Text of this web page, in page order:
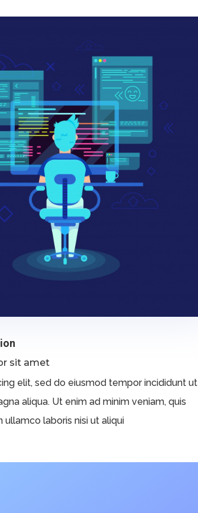
sit amet
elit, sed do eiusmod tempor incididunt ut
aliqua. Ut enim ad minim veniam, quis
laboris nisi ut aliqui